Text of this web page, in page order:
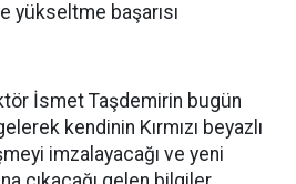
yükseltme başarısı
İsmet Taşdemirin bugün
kendinin Kırmızı beyazlı
imzalayacağı ve yeni